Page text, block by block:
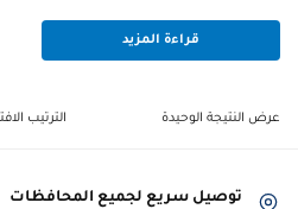
الأصلي
هو:
الحالي
هو:
قراءة المزيد
عرض النتيجة الوحيدة
توصيل سريع لجميع المحافظات